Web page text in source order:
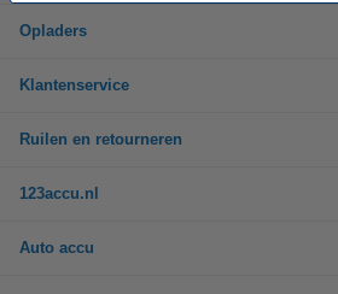
Opladers
Klantenservice
Ruilen en retourneren
123accu.nl
Auto accu